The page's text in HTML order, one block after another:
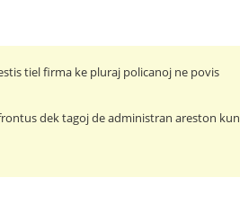
tiel firma ke pluraj policanoj ne povis
dek tagoj de administran areston kun